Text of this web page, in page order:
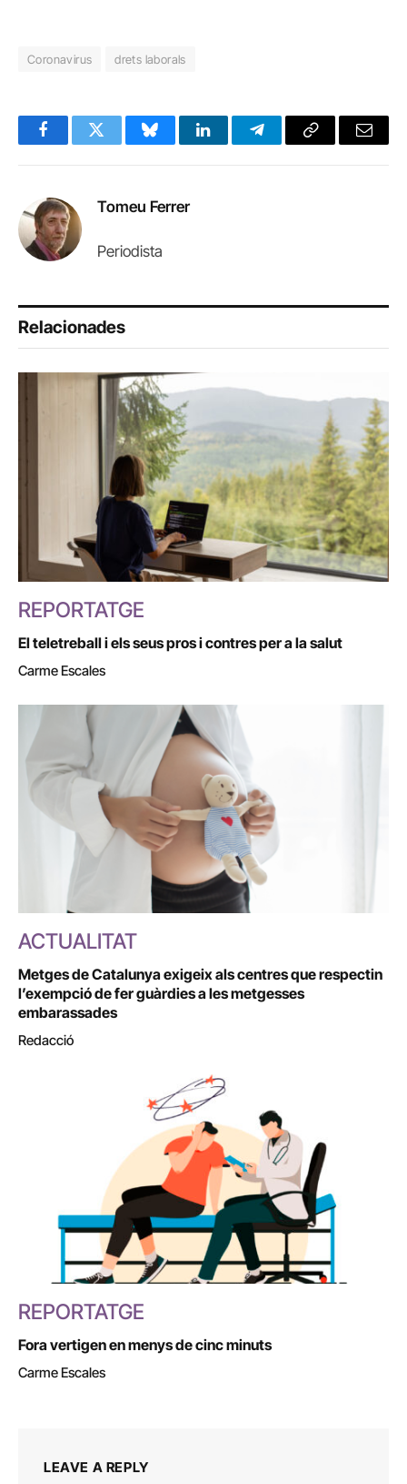
Coronavirus drets laborals
FacebookTwitter BlueskyLinkedInTelegramCopy
Email
Tomeu Ferrer
Periodista
Relacionades
REPORTATGE
El teletreball i els seus pros i contres per a la salut
Carme Escales
ACTUALITAT
Metges de Catalunya exigeix als centres que respectin
l’exempció de fer guàrdies a les metgesses
embarassades
Redacció
REPORTATGE
Fora vertigen en menys de cinc minuts
Carme Escales
LEAVE A REPLY